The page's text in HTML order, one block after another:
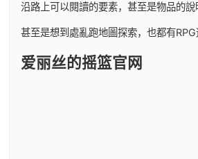
沿路上可以閱讀的要素，甚至是物品的說
甚至是想到處亂跑地圖探索，也都有
爱丽丝的摇篮官网